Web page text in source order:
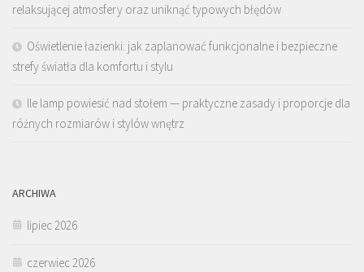
relaksującej atmosfery oraz uniknąć typowych błędów
Oświetlenie łazienki: jak zaplanować funkcjonalne i bezpieczne
strefy światła dla komfortu i stylu
Ile lamp powiesić nad stołem — praktyczne zasady i proporcje dla
różnych rozmiarów i stylów wnętrz
ARCHIWA
lipiec 2026
czerwiec 2026